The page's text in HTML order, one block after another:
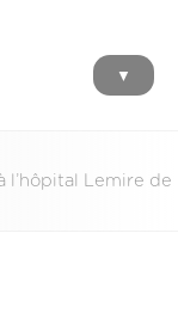
▼
l’hôpital Lemire de